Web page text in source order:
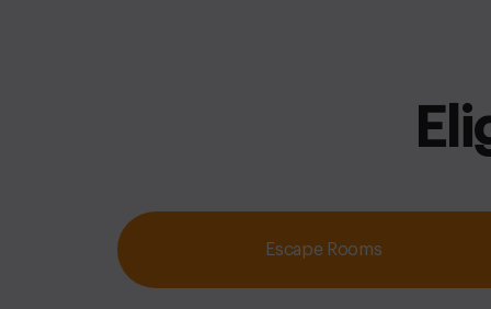
Escape Rooms